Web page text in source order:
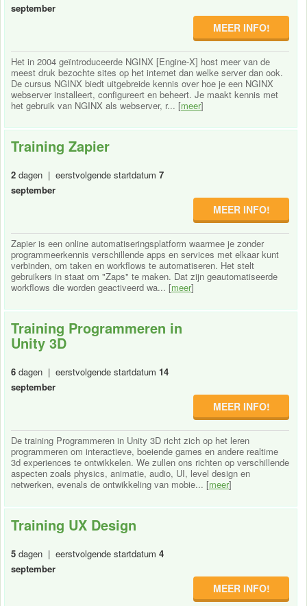
september
MEER INFO!
Het in 2004 geïntroduceerde NGINX [Engine-X] host meer van de
meest druk bezochte sites op het internet dan welke server dan ook.
De cursus NGINX biedt uitgebreide kennis over hoe je een NGINX
webserver installeert, configureert en beheert. Je maakt kennis met
het gebruik van NGINX als webserver, r... [meer]
Training Zapier
2 dagen | eerstvolgende startdatum 7
september
MEER INFO!
Zapier is een online automatiseringsplatform waarmee je zonder
programmeerkennis verschillende apps en services met elkaar kunt
verbinden, om taken en workflows te automatiseren. Het stelt
gebruikers in staat om "Zaps" te maken. Dat zijn geautomatiseerde
workflows die worden geactiveerd wa... [meer]
Training Programmeren in
Unity 3D
6 dagen | eerstvolgende startdatum 14
september
MEER INFO!
De training Programmeren in Unity 3D richt zich op het leren
programmeren om interactieve, boeiende games en andere realtime
3d experiences te ontwikkelen. We zullen ons richten op verschillende
aspecten zoals physics, animatie, audio, UI, level design en
netwerken, evenals de ontwikkeling van mobie... [meer]
Training UX Design
5 dagen | eerstvolgende startdatum 4
september
MEER INFO!